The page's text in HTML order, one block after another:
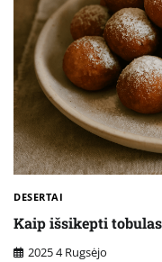
DESERTAI
Kaip išsikepti
2025 4 Rugsėjo